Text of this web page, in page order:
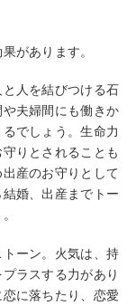
があります。
人を結びつける石
夫婦間にも働きか
でしょう。生命力
りとされることも
産のお守りとして
婚、出産までトー
ーン。火気は、持
ラスする力があり
に落ちたり、恋愛